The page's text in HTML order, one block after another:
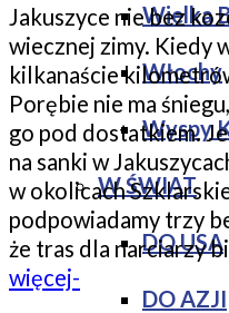
Wielka
Włochy
Wyspy
W ŚWIAT
DO USA
DO AZJI
Jakuszyce nie bez
wiecznej zimy. Kiedy
kilkanaście
Porębie nie ma
go pod dostatkiem.
na sanki w
w okolicach
podpowiadamy trzy
że tras dla narciarzy
więcej-